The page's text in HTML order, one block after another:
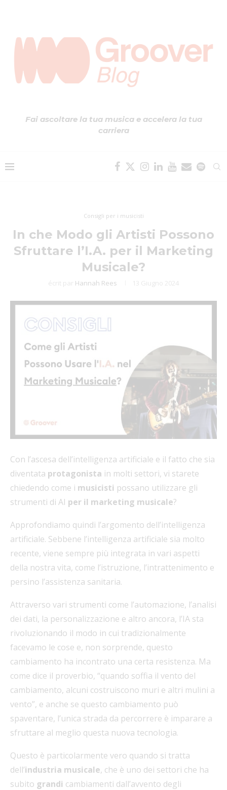
Fai ascoltare la tua musica e accelera la tua
carriera
Consigli per i musicisti
In che Modo gli Artisti Possono
Sfruttare l’I.A. per il Marketing
Musicale?
écrit par Hannah Rees 13 Giugno 2024
Con l’ascesa dell’intelligenza artificiale e il fatto che sia
diventata protagonista in molti settori, vi starete
chiedendo come i musicisti possano utilizzare gli
strumenti di AI per il marketing musicale?
Approfondiamo quindi l’argomento dell’intelligenza
artificiale. Sebbene l’intelligenza artificiale sia molto
recente, viene sempre più integrata in vari aspetti
della nostra vita, come l’istruzione, l’intrattenimento e
persino l’assistenza sanitaria.
Attraverso vari strumenti come l’automazione, l’analisi
dei dati, la personalizzazione e altro ancora, l’IA sta
rivoluzionando il modo in cui tradizionalmente
facevamo le cose e, non sorprende, questo
cambiamento ha incontrato una certa resistenza. Ma
come dice il proverbio, “quando soffia il vento del
cambiamento, alcuni costruiscono muri e altri mulini a
vento”, e anche se questo cambiamento può
spaventare, l’unica strada da percorrere è imparare a
sfruttare al meglio questa nuova tecnologia.
Questo è particolarmente vero quando si tratta
dell’industria musicale, che è uno dei settori che ha
subito grandi cambiamenti dall’avvento degli